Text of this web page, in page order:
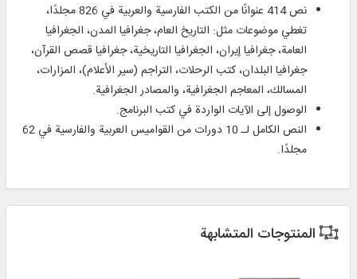
نص 414 عنوانًا من الكتب الفارسية والعربية في 826 مجلدًا،
تغطي موضوعات مثل: التاريخ العام، جغرافيا المدن، الجغرافيا
العامة، جغرافيا إيران، الجغرافيا التاريخية، جغرافيا قصص القرآن،
جغرافيا البلدان، كتب الرحلات، التراجم (سير الأعلام)، المزارات،
المسالك، المعاجم الجغرافية، والمصادر الجغرافية.
الوصول إلى الآيات الواردة في كتب البرنامج.
النص الكامل لـ 10 دورات من القواميس العربية والفارسية في 62
مجلدًا.
المنتوجات المتشابهة